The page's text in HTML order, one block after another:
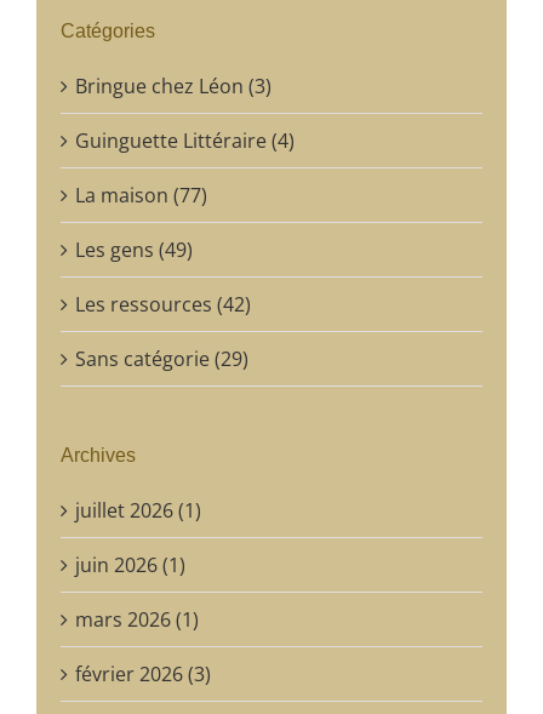
Catégories
Bringue chez Léon (3)
Guinguette Littéraire (4)
La maison (77)
Les gens (49)
Les ressources (42)
Sans catégorie (29)
Archives
juillet 2026 (1)
juin 2026 (1)
mars 2026 (1)
février 2026 (3)